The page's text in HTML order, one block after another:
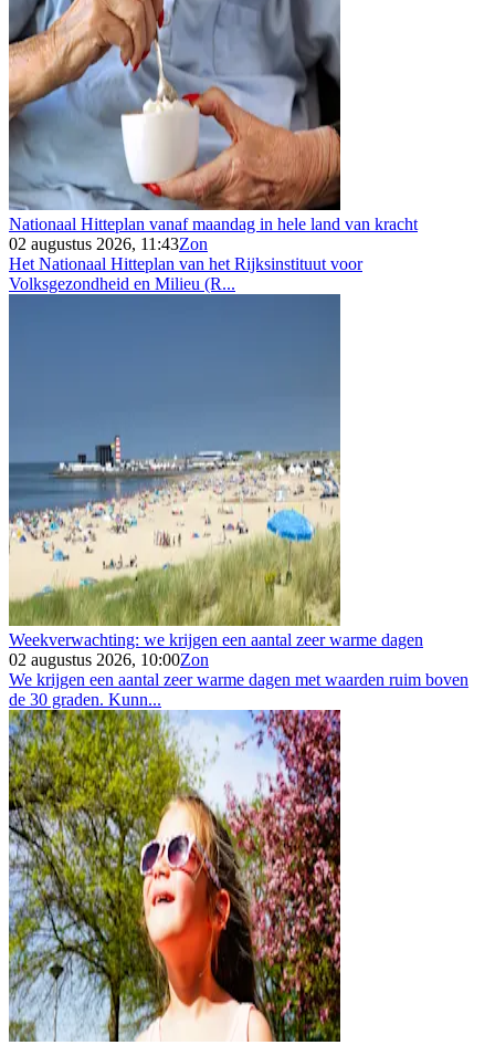
Nationaal Hitteplan vanaf maandag in hele land van kracht
02 augustus 2026, 11:43Zon
Het Nationaal Hitteplan van het Rijksinstituut voor
Volksgezondheid en Milieu (R...
Weekverwachting: we krijgen een aantal zeer warme dagen
02 augustus 2026, 10:00Zon
We krijgen een aantal zeer warme dagen met waarden ruim boven
de 30 graden. Kunn...